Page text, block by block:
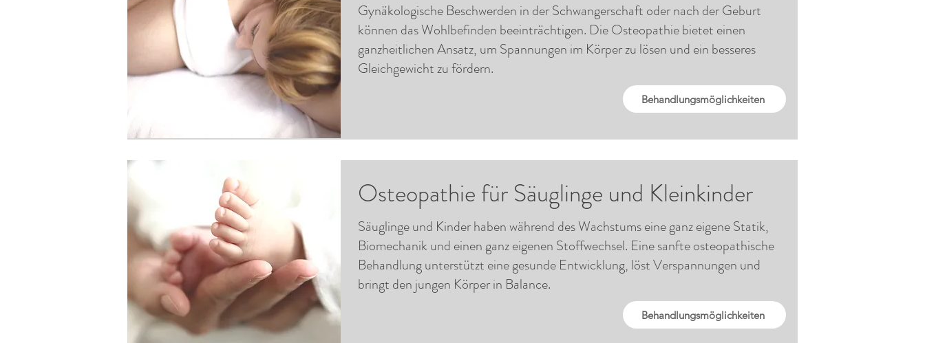
Gynäkologische Beschwerden in der Schwangerschaft oder nach der Geburt
können das Wohlbefinden beeinträchtigen. Die Osteopathie bietet einen
ganzheitlichen Ansatz, um Spannungen im Körper zu lösen und ein besseres
Gleichgewicht zu fördern.
Behandlungsmöglichkeiten
Osteopathie für Säuglinge und Kleinkinder
Säuglinge und Kinder haben während des Wachstums eine ganz eigene Statik,
Biomechanik und einen ganz eigenen Stoffwechsel. Eine sanfte osteopathische
Behandlung unterstützt eine gesunde Entwicklung, löst Verspannungen und
bringt den jungen Körper in Balance.
Behandlungsmöglichkeiten